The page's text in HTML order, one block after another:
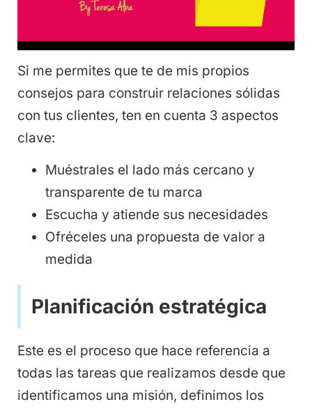
Si me permites que te de mis propios
consejos para construir relaciones sólidas
con tus clientes, ten en cuenta 3 aspectos
clave:
Muéstrales el lado más cercano y
transparente de tu marca
Escucha y atiende sus necesidades
Ofréceles una propuesta de valor a
medida
Planificación estratégica
Este es el proceso que hace referencia a
todas las tareas que realizamos desde que
identificamos una misión, definimos los